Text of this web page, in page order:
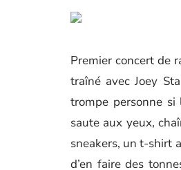
Premier concert de
traîné avec Joey
trompe personne
saute aux yeux,
sneakers, un t-shirt
d’en faire des